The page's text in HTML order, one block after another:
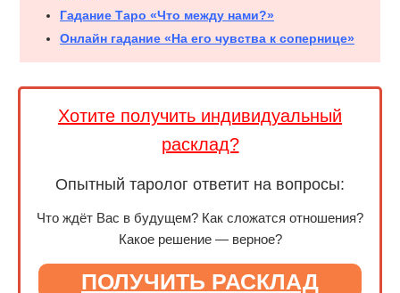
Гадание Таро «Что между нами?»
Онлайн гадание «На его чувства к сопернице»
Хотите получить индивидуальный
расклад?
Опытный таролог ответит на вопросы:
Что ждёт Вас в будущем? Как сложатся отношения?
Какое решение — верное?
ПОЛУЧИТЬ РАСКЛАД